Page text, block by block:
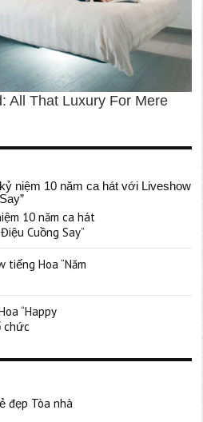
10 năm ca hát
Cuồng Say”
tiếng Hoa “Năm
“Happy
chức
đẹp Tòa nhà